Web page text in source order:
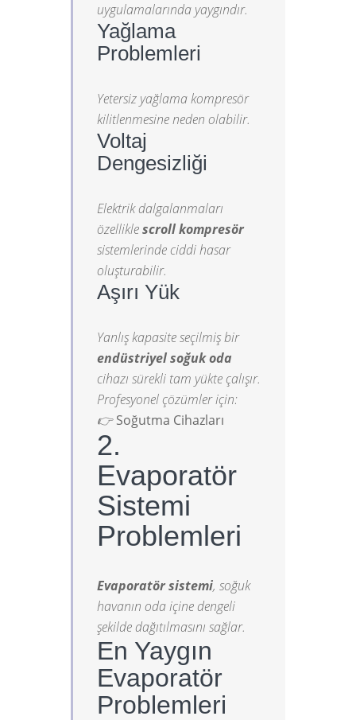
uygulamalarında yaygındır.
Yağlama
Problemleri
Yetersiz yağlama kompresör
kilitlenmesine neden olabilir.
Voltaj
Dengesizliği
Elektrik dalgalanmaları
özelliklescroll kompresör
sistemlerinde ciddi hasar
oluşturabilir.
Aşırı Yük
Yanlış kapasite seçilmiş bir
endüstriyel soğuk oda
cihazı sürekli tam yükte çalışır.
Profesyonel çözümler için:
👉Soğutma Cihazları
2.
Evaporatör
Sistemi
Problemleri
Evaporatör sistemi, soğuk
havanın oda içine dengeli
şekilde dağıtılmasını sağlar.
En Yaygın
Evaporatör
Problemleri